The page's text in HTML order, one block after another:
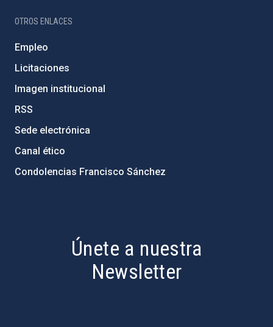
OTROS ENLACES
Empleo
Licitaciones
Imagen institucional
RSS
Sede electrónica
Canal ético
Condolencias Francisco Sánchez
Únete a nuestra
Newsletter